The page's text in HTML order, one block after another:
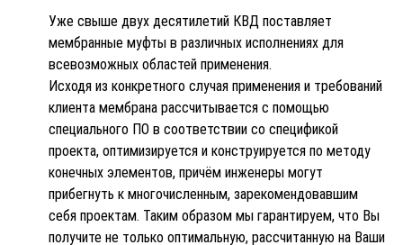
Уже свыше двух десятилетий КВД поставляет
мембранные муфты в различных исполнениях для
всевозможных областей применения.
Исходя из конкретного случая применения и требований
клиента мембрана рассчитывается с помощью
специального ПО в соответствии со спецификой
проекта, оптимизируется и конструируется по методу
конечных элементов, причём инженеры могут
прибегнуть к многочисленным, зарекомендовавшим
себя проектам. Таким образом мы гарантируем, что Вы
получите не только оптимальную, рассчитанную на Ваши